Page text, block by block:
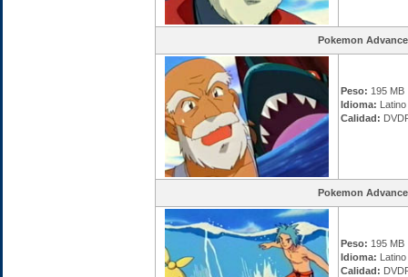
Pokemon
Peso: 195 MB
Idioma: Latino
Calidad:
Pokemon
Peso: 195 MB
Idioma: Latino
Calidad: